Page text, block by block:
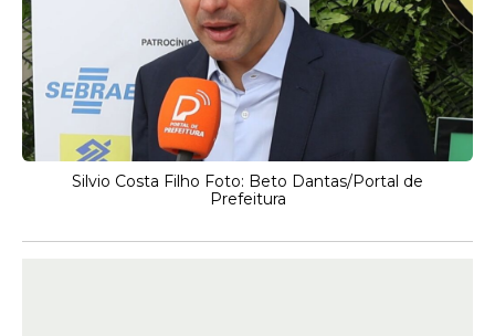
Silvio Costa Filho Foto: Beto Dantas/Portal de
Prefeitura